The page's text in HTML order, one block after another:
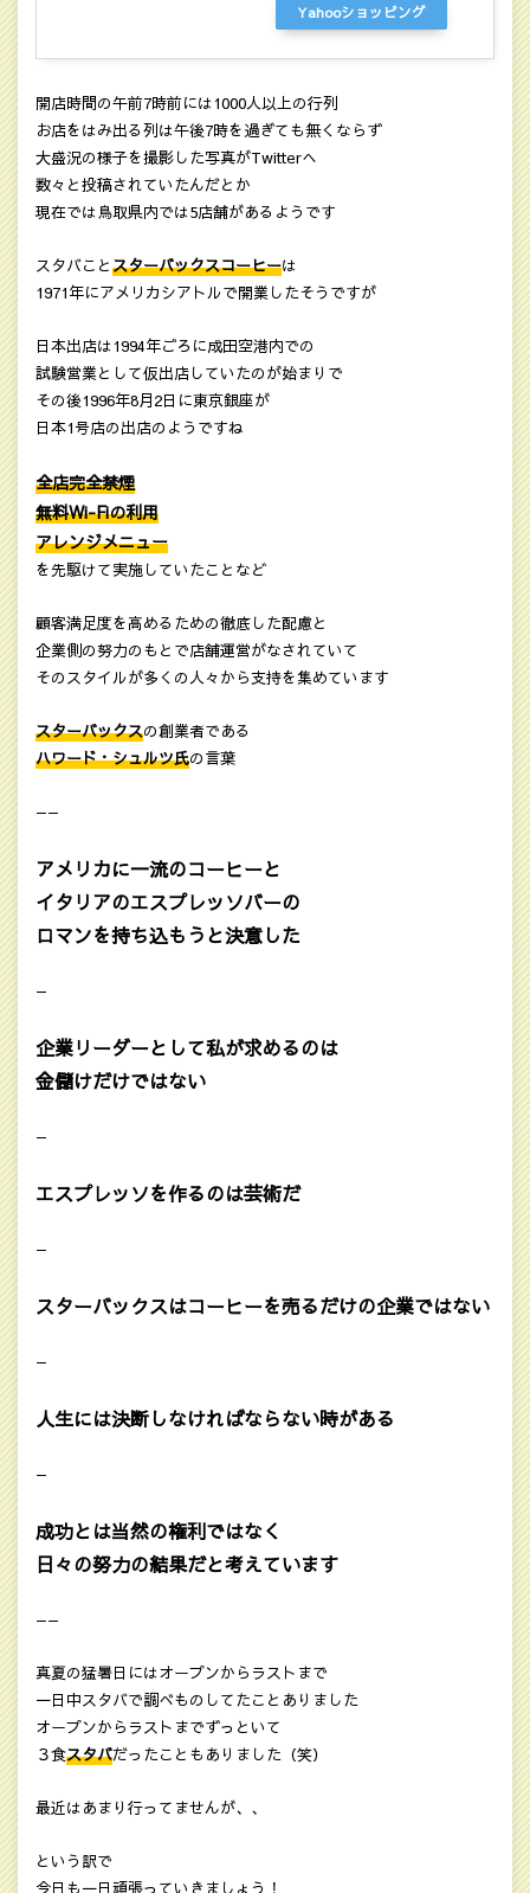
Yahooショッピング
開店時間の午前7時前には1000人以上の行列
お店をはみ出る列は午後7時を過ぎても無くならず
大盛況の様子を撮影した写真がTwitterへ
数々と投稿されていたんだとか
現在では鳥取県内では5店舗があるようです
スタバことスターバックスコーヒーは
1971年にアメリカシアトルで開業したそうですが
日本出店は1994年ごろに成田空港内での
試験営業として仮出店していたのが始まりで
その後1996年8月2日に東京銀座が
日本1号店の出店のようですね
全店完全禁煙
無料Wi-Fiの利用
アレンジメニュー
を先駆けて実施していたことなど
顧客満足度を高めるための徹底した配慮と
企業側の努力のもとで店舗運営がなされていて
そのスタイルが多くの人々から支持を集めています
スターバックスの創業者である
ハワード・シュルツ氏の言葉
——
アメリカに一流のコーヒーと
イタリアのエスプレッソバーの
ロマンを持ち込もうと決意した
—
企業リーダーとして私が求めるのは
金儲けだけではない
—
エスプレッソを作るのは芸術だ
—
スターバックスはコーヒーを売るだけの企業ではない
—
人生には決断しなければならない時がある
—
成功とは当然の権利ではなく
日々の努力の結果だと考えています
——
真夏の猛暑日にはオープンからラストまで
一日中スタバで調べものしてたことありました
オープンからラストまでずっといて
３食スタバだったこともありました（笑）
最近はあまり行ってませんが、、
という訳で
今日も一日頑張っていきましょう！